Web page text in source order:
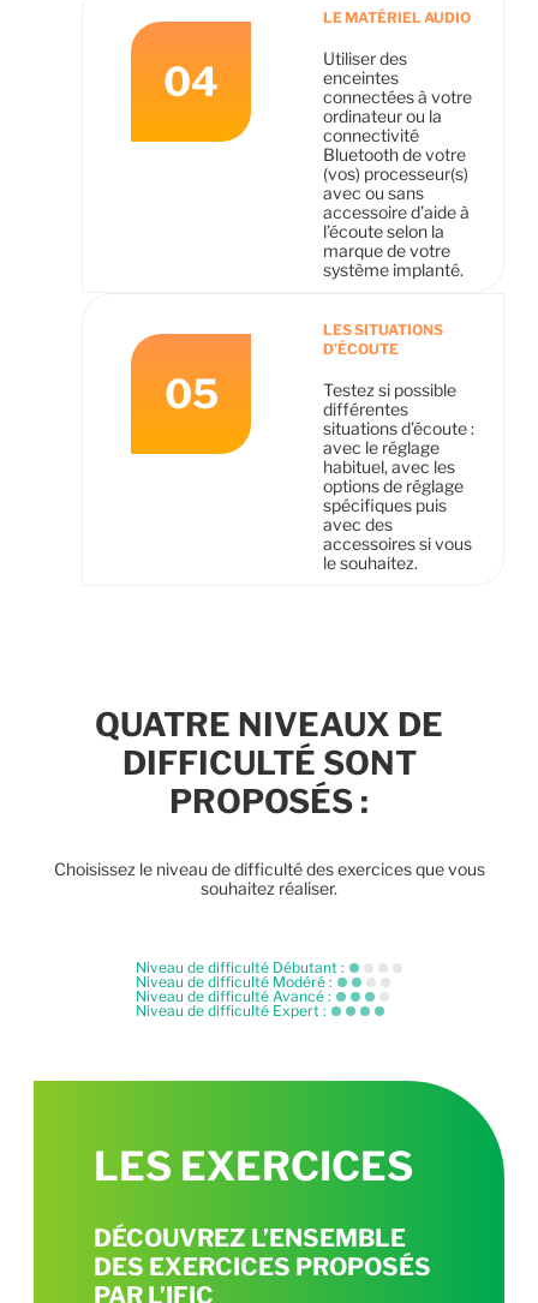
04
LE MATÉRIEL AUDIO
Utiliser des
enceintes
connectées à votre
ordinateur ou la
connectivité
Bluetooth de votre
(vos) processeur(s)
avec ou sans
accessoire d’aide à
l’écoute selon la
marque de votre
système implanté.
05
LES SITUATIONS
D’ÉCOUTE
Testez si possible
différentes
situations d’écoute :
avec le réglage
habituel, avec les
options de réglage
spécifiques puis
avec des
accessoires si vous
le souhaitez.
QUATRE NIVEAUX DE
DIFFICULTÉ SONT
PROPOSÉS :
Choisissez le niveau de difficulté des exercices que vous
souhaitez réaliser.
Niveau de difficulté Débutant :
Niveau de difficulté Modéré :
Niveau de difficulté Avancé :
Niveau de difficulté Expert :
LES EXERCICES
DÉCOUVREZ L’ENSEMBLE
DES EXERCICES PROPOSÉS
PAR L’IFIC